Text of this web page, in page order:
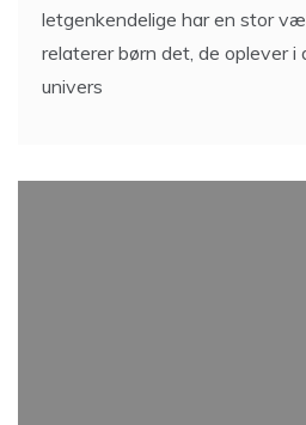
letgenkendelige har en stor
relaterer børn det, de oplever
univers